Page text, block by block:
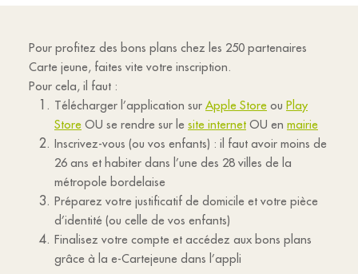
Pour profitez des bons plans chez les 250 partenaires
Carte jeune, faites vite votre inscription.
Pour cela, il faut :
Télécharger l’application sur Apple Store ou Play
Store OU se rendre sur le site internet OU en mairie
Inscrivez-vous (ou vos enfants) : il faut avoir moins de
26 ans et habiter dans l’une des 28 villes de la
métropole bordelaise
Préparez votre justificatif de domicile et votre pièce
d’identité (ou celle de vos enfants)
Finalisez votre compte et accédez aux bons plans
grâce à la e-Cartejeune dans l’appli